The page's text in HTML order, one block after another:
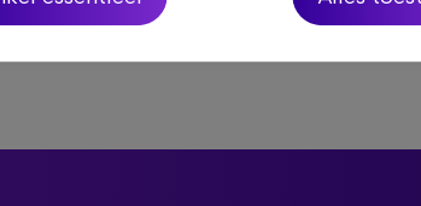
Vlaanderen